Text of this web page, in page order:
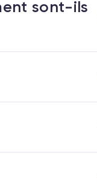
sont-ils